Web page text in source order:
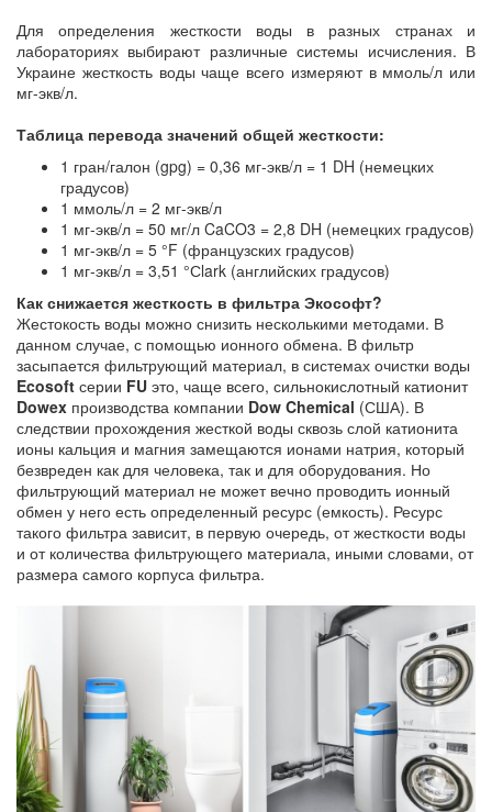
Для определения жесткости воды в разных странах и
лабораториях выбирают различные системы исчисления. В
Украине жесткость воды чаще всего измеряют в ммоль/л или
мг-экв/л.
Таблица перевода значений общей жесткости:
1 гран/галон (gpg) = 0,36 мг-экв/л = 1 DH (немецких
градусов)
1 ммоль/л = 2 мг-экв/л
1 мг-экв/л = 50 мг/л CaCO3 = 2,8 DH (немецких градусов)
1 мг-экв/л = 5 °F (французских градусов)
1 мг-экв/л = 3,51 °Сlark (английских градусов)
Как снижается жесткость в фильтра Экософт?
Жестокость воды можно снизить несколькими методами. В
данном случае, с помощью ионного обмена. В фильтр
засыпается фильтрующий материал, в системах очистки воды
Ecosoft серии FU это, чаще всего, сильнокислотный катионит
Dowex производства компании Dow Chemical (США). В
следствии прохождения жесткой воды сквозь слой катионита
ионы кальция и магния замещаются ионами натрия, который
безвреден как для человека, так и для оборудования. Но
фильтрующий материал не может вечно проводить ионный
обмен у него есть определенный ресурс (емкость). Ресурс
такого фильтра зависит, в первую очередь, от жесткости воды
и от количества фильтрующего материала, иными словами, от
размера самого корпуса фильтра.